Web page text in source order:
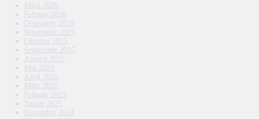
März 2026
Februar 2026
Dezember 2025
November 2025
Oktober 2025
September 2025
August 2025
Mai 2025
April 2025
März 2025
Februar 2025
Januar 2025
Dezember 2024